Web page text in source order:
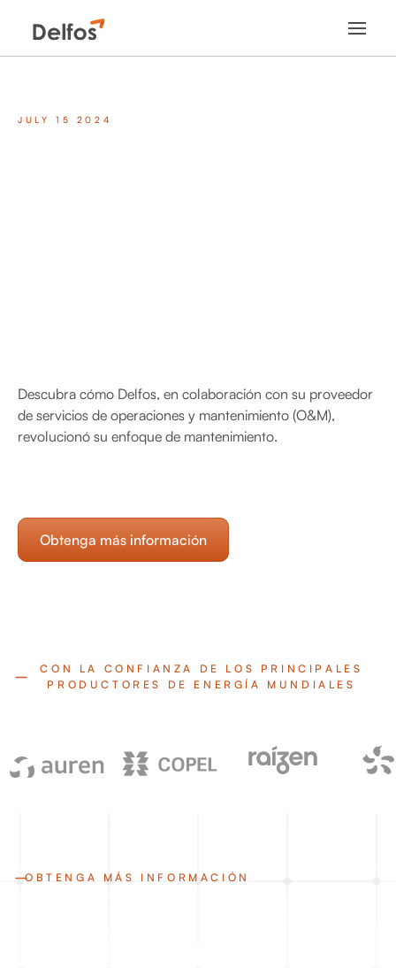
JULY 15 2024
Descubra cómo Delfos, en colaboración con su proveedor
de servicios de operaciones y mantenimiento (O&M),
revolucionó su enfoque de mantenimiento.
Obtenga más información
CON LA CONFIANZA DE LOS PRINCIPALES
PRODUCTORES DE ENERGÍA MUNDIALES
OBTENGA MÁS INFORMACIÓN